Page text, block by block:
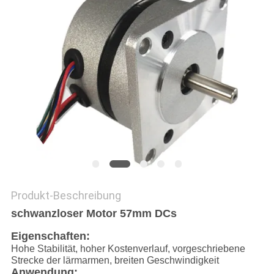
DATENSCHUTZRICHTLINIE
Produkt-Beschreibung
schwanzloser Motor 57mm DCs
Eigenschaften:
Hohe Stabilität, hoher Kostenverlauf, vorgeschriebene
Strecke der lärmarmen, breiten Geschwindigkeit